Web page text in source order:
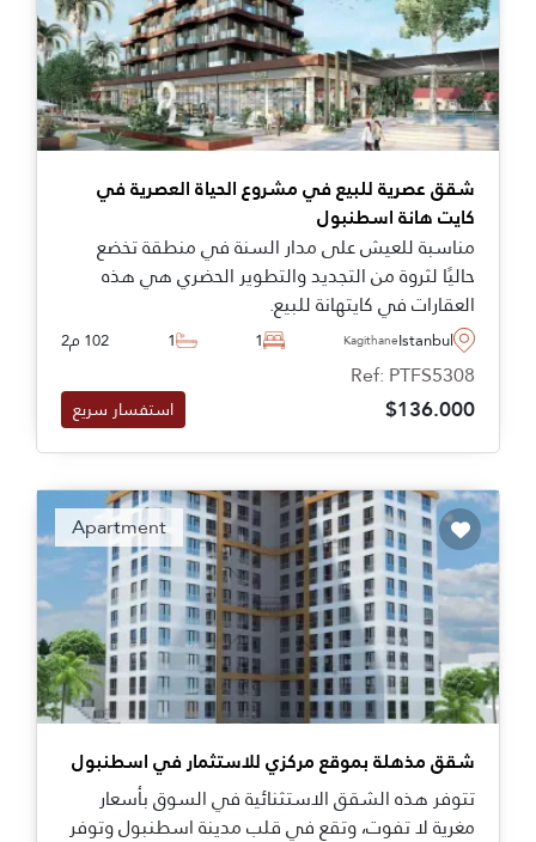
شقق عصرية للبيع في مشروع الحياة العصرية في
كايت هانة اسطنبول
مناسبة للعيش على مدار السنة في منطقة تخضع
حاليًا لثروة من التجديد والتطوير الحضري هي هذه
العقارات في كايتهانة للبيع.
Istanbul
Kagithane
1
1 102 م2
Ref: PTFS5308
$136.000 استفسار سريع
Apartment
شقق مذهلة بموقع مركزي للاستثمار في اسطنبول
تتوفر هذه الشقق الاستثنائية في السوق بأسعار
مغرية لا تفوت، وتقع في قلب مدينة اسطنبول وتوفر